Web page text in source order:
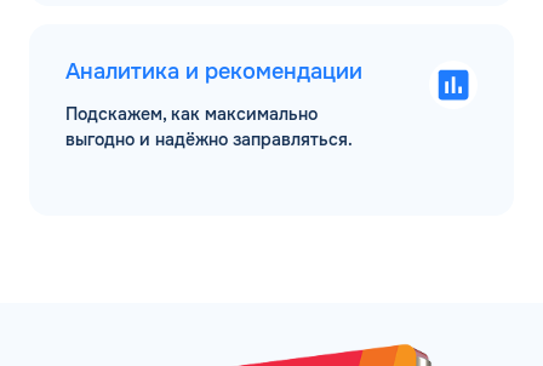
Аналитика и рекомендации
Подскажем, как максимально
выгодно и надёжно заправляться.